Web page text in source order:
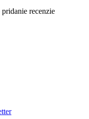
pridanie recenzie